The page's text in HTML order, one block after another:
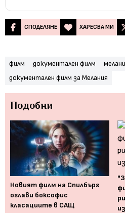
СПОДЕЛЯНЕ ХАРЕСВА МИ
филм документален филм
документален филм за Мелания
Подобни
Новият филм на Спилбърг
оглави боксофис
класациите в САЩ